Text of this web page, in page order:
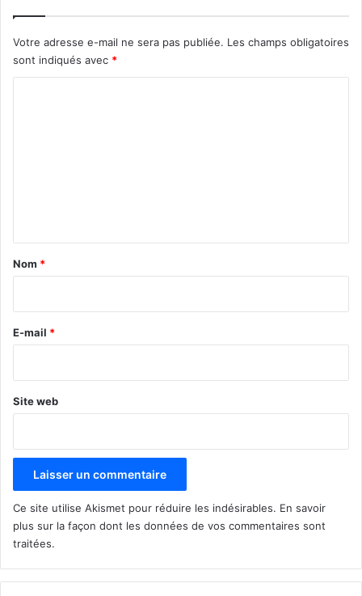
Votre adresse e-mail ne sera pas publiée. Les champs obligatoires
sont indiqués avec *
a
e
Nom *
E-mail *
Site web
Ce site utilise Akismet pour réduire les indésirables. En savoir
plus sur la façon dont les données de vos commentaires sont
traitées.